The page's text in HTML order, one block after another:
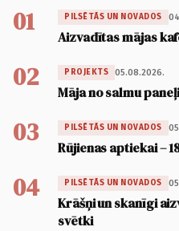
01 PILSĒTĀS UN NOVADOS
Aizvadītas mājas
02 PROJEKTS 05.08.2026.
Māja no salmu
03 PILSĒTĀS UN NOVADOS
Rūjienas aptiekai –
04 PILSĒTĀS UN NOVADOS
Krāšņi un skanīgi
svētki